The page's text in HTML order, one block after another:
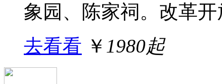
象园、陈家祠。改革开
去看看 ￥ 1980起